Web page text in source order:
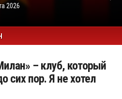
2026
– клуб, который
сих пор. Я не хотел